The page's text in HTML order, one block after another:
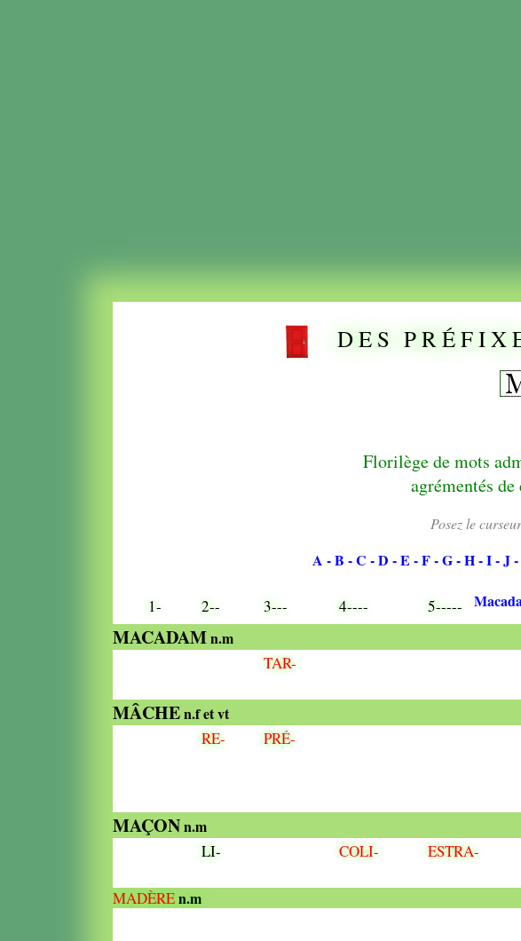
D E S P R É F I
Florilège de mots
agrémentés
Posez le
A - B - C - D - E - F- G- H- I- J
1- 2-- 3--- 4---- 5-----
MACADAMn.m
TAR-
MÂCHEn.f et vt
RE-
PRÉ-
MAÇONn.m
LI-
COLI- ESTRA-
MADÈREn.m